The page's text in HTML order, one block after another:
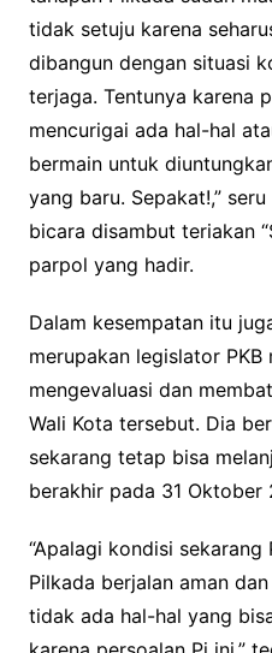
tidak setuju karena
dibangun dengan situasi
terjaga. Tentunya karena
mencurigai ada hal-hal
bermain untuk
yang baru. Sepakat!,”
bicara disambut teriakan
parpol yang hadir.
Dalam kesempatan itu
merupakan legislator
mengevaluasi dan
Wali Kota tersebut. Dia
sekarang tetap bisa
berakhir pada 31 Oktober
“Apalagi kondisi
Pilkada berjalan aman
tidak ada hal-hal yang